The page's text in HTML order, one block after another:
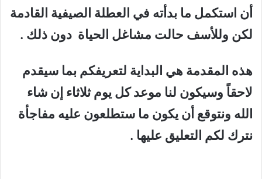
أن استكمل ما بدأته في العطلة الصيفية القادمة
لكن وللأسف حالت مشاغل الحياة دون ذلك .
هذه المقدمة هي البداية لتعريفكم بما سيقدم
لاحقاً وسيكون لنا موعد كل يوم ثلاثاء إن شاء
الله ونتوقع أن يكون ما ستطلعون عليه مفاجأة
نترك لكم التعليق عليها .